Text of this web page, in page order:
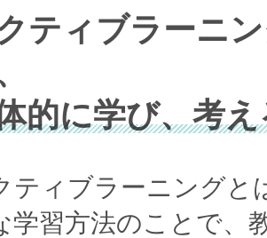
ティブラーニ
的に学び、考
ティブラーニングと
学習方法のことで、